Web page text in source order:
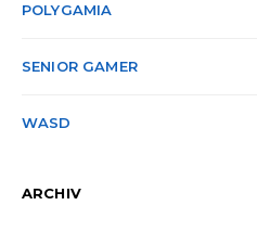
POLYGAMIA
SENIOR GAMER
WASD
ARCHIV